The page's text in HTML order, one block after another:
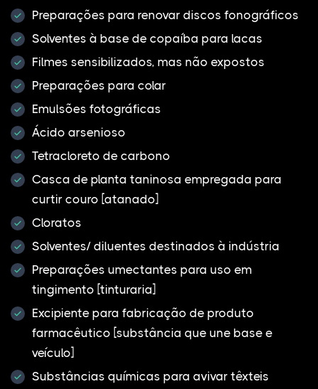
Preparações para renovar discos fonográficos
Solventes à base de copaíba para lacas
Filmes sensibilizados, mas não expostos
Preparações para colar
Emulsões fotográficas
Ácido arsenioso
Tetracloreto de carbono
Casca de planta taninosa empregada para
curtir couro [atanado]
Cloratos
Solventes/ diluentes destinados à indústria
Preparações umectantes para uso em
tingimento [tinturaria]
Excipiente para fabricação de produto
farmacêutico [substância que une base e
veículo]
Substâncias químicas para avivar têxteis